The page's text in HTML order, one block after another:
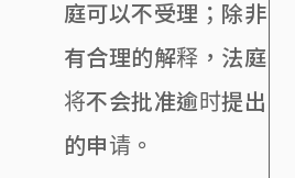
庭可以不受理；除非
有合理的解释，法庭
将不会批准逾时提出
的申请。